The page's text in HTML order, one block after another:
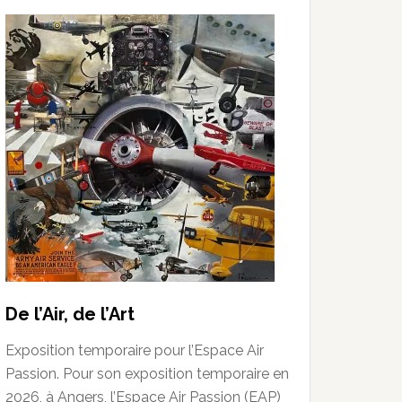
De l’Air, de l’Art
Exposition temporaire pour l’Espace Air
Passion. Pour son exposition temporaire en
2026, à Angers, l’Espace Air Passion (EAP)